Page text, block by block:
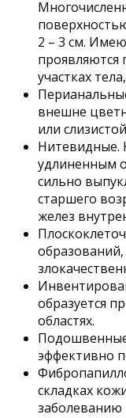
2 – 3 см.
участках
внешне
или
Нитевидные.
удлиненным
сильно
старшего
желез
образуется
областях.
эффективно
складках